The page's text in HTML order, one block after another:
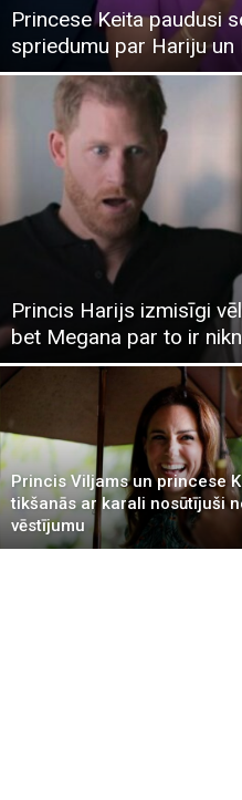
Princese Keita paudusi
spriedumu par Hariju un
Princis Harijs izmisīgi
bet Megana par to ir
Princis Viljams un princese
tikšanās ar karali nosūtījuši
vēstījumu